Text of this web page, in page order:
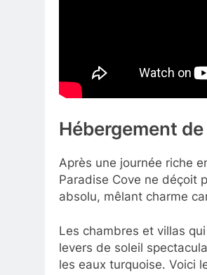
Hébergement
Après une journée riche
Paradise Cove ne déçoit
absolu, mêlant charme
Les chambres et villas
levers de soleil
les eaux turquoise. Voici